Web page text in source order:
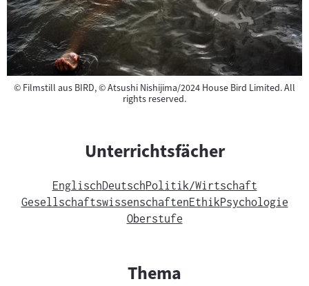
©Copyright
Filmstill aus BIRD, © Atsushi Nishijima/2024 House Bird Limited. All
rights reserved.
Unterrichtsfächer
EnglischDeutschPolitik/Wirtschaft
GesellschaftswissenschaftenEthikPsychologie
Oberstufe
Thema